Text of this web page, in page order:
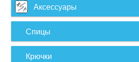
Аксессуары
Спицы
Крючки